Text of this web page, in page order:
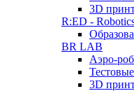
3D
R:ED -
BR LAB
Аэро-
3D